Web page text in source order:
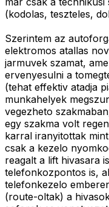
(kodolas, teszteles,
Szerintem az
elektromos atallas
jarmuvek szamat,
ervenyesulni a
(tehat effektiv atadja
munkahelyek
vegezheto
egy szakma volt
karral iranyitottak
csak a kezelo
reagalt a lift hivasara
telefonkozpontos is,
telefonkezelo
(route-oltak) a